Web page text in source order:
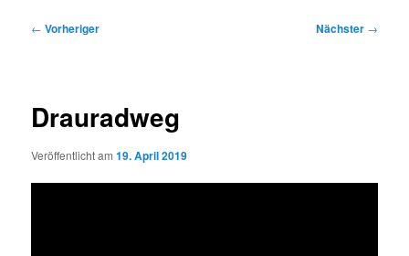
Beitragsnavigation
← Vorheriger Nächster →
Drauradweg
Veröffentlicht am19. April 2019